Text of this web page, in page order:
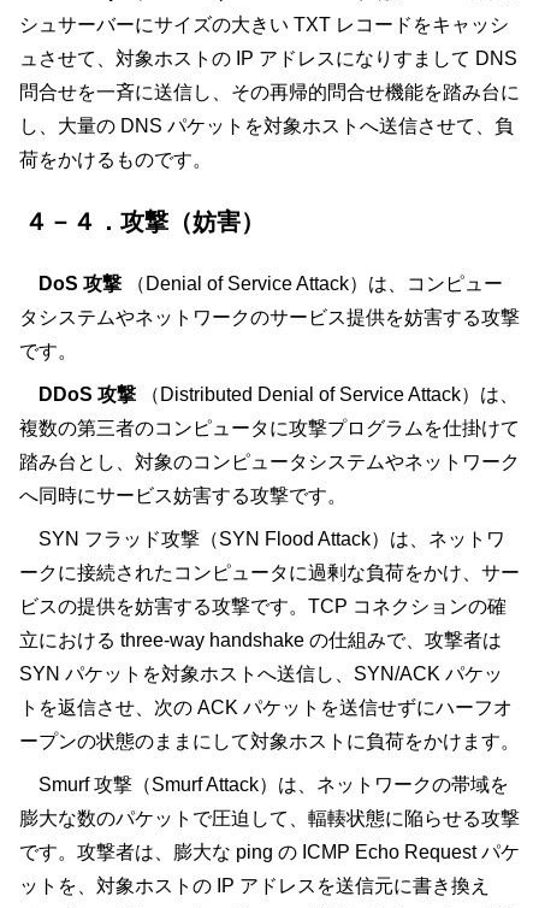
シュサーバーにサイズの大きい TXT レコードをキャッシ
ュさせて、対象ホストの IP アドレスになりすまして DNS
問合せを一斉に送信し、その再帰的問合せ機能を踏み台に
し、大量の DNS パケットを対象ホストへ送信させて、負
荷をかけるものです。
４－４．攻撃（妨害）
DoS 攻撃
（Denial of Service Attack）は、コンピュー
タシステムやネットワークのサービス提供を妨害する攻撃
です。
DDoS 攻撃
（Distributed Denial of Service Attack）は、
複数の第三者のコンピュータに攻撃プログラムを仕掛けて
踏み台とし、対象のコンピュータシステムやネットワーク
へ同時にサービス妨害する攻撃です。
SYN フラッド攻撃（SYN Flood Attack）は、ネットワ
ークに接続されたコンピュータに過剰な負荷をかけ、サー
ビスの提供を妨害する攻撃です。TCP コネクションの確
立における three-way handshake の仕組みで、攻撃者は
SYN パケットを対象ホストへ送信し、SYN/ACK パケッ
トを返信させ、次の ACK パケットを送信せずにハーフオ
ープンの状態のままにして対象ホストに負荷をかけます。
Smurf 攻撃（Smurf Attack）は、ネットワークの帯域を
膨大な数のパケットで圧迫して、輻輳状態に陥らせる攻撃
です。攻撃者は、膨大な ping の ICMP Echo Request パケ
ットを、対象ホストの IP アドレスを送信元に書き換え